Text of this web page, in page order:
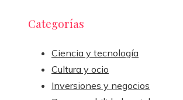
Categorías
Ciencia y tecnología
Cultura y ocio
Inversiones y negocios